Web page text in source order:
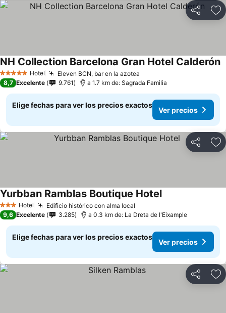
Compartir
5 Estrellas Hotel Eleven BCN, bar en la azotea
NH Collection Barcelona Gran Hotel Calderón
8,7 Excelente 9.761 a 1.7 km de: Sagrada Familia
Elige fechas para ver los precios exactos
Ver precios
Compartir
3 Estrellas
Hotel Edificio histórico con alma local
Yurbban Ramblas Boutique HotelVer precios
9,6 Excelente 3.285 a 0.3 km de: La Dreta de l'Eixample
Elige fechas para ver los precios exactos
Ver precios
Compartir